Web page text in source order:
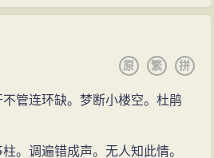
拼
繁
原
管连环缺。梦断小楼空。杜鹃
。调遍错成声。无人知此情。